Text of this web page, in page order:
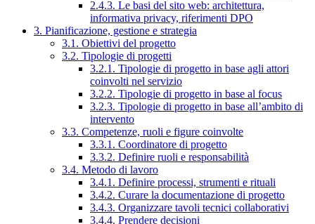
2.4.3. Le basi del sito web: architettura,
informativa privacy, riferimenti DPO
3. Pianificazione, gestione e strategia
3.1. Obiettivi del progetto
3.2. Tipologie di progetti
3.2.1. Tipologie di progetto in base agli attori
coinvolti nel servizio
3.2.2. Tipologie di progetto in base al focus
3.2.3. Tipologie di progetto in base all’ambito di
intervento
3.3. Competenze, ruoli e figure coinvolte
3.3.1. Coordinatore di progetto
3.3.2. Definire ruoli e responsabilità
3.4. Metodo di lavoro
3.4.1. Definire processi, strumenti e rituali
3.4.2. Curare la documentazione di progetto
3.4.3. Organizzare tavoli tecnici collaborativi
3.4.4. Prendere decisioni